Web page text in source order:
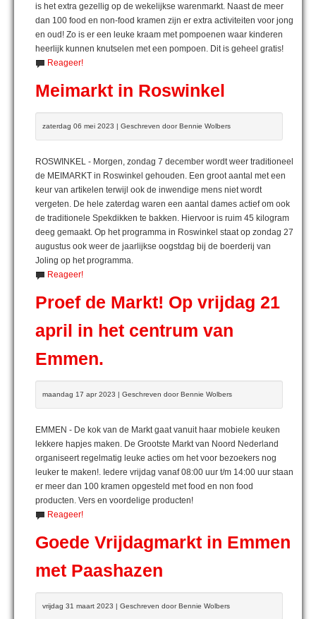
is het extra gezellig op de wekelijkse warenmarkt. Naast de meer
dan 100 food en non-food kramen zijn er extra activiteiten voor jong
en oud! Zo is er een leuke kraam met pompoenen waar kinderen
heerlijk kunnen knutselen met een pompoen. Dit is geheel gratis!
Reageer!
Meimarkt in Roswinkel
zaterdag 06 mei 2023 | Geschreven door Bennie Wolbers
ROSWINKEL - Morgen, zondag 7 december wordt weer traditioneel
de MEIMARKT in Roswinkel gehouden. Een groot aantal met een
keur van artikelen terwijl ook de inwendige mens niet wordt
vergeten. De hele zaterdag waren een aantal dames actief om ook
de traditionele Spekdikken te bakken. Hiervoor is ruim 45 kilogram
deeg gemaakt. Op het programma in Roswinkel staat op zondag 27
augustus ook weer de jaarlijkse oogstdag bij de boerderij van
Joling op het programma.
Reageer!
Proef de Markt! Op vrijdag 21
april in het centrum van
Emmen.
maandag 17 apr 2023 | Geschreven door Bennie Wolbers
EMMEN - De kok van de Markt gaat vanuit haar mobiele keuken
lekkere hapjes maken. De Grootste Markt van Noord Nederland
organiseert regelmatig leuke acties om het voor bezoekers nog
leuker te maken!. Iedere vrijdag vanaf 08:00 uur t/m 14:00 uur staan
er meer dan 100 kramen opgesteld met food en non food
producten. Vers en voordelige producten!
Reageer!
Goede Vrijdagmarkt in Emmen
met Paashazen
vrijdag 31 maart 2023 | Geschreven door Bennie Wolbers